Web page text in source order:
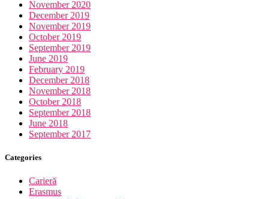
November 2020
December 2019
November 2019
October 2019
September 2019
June 2019
February 2019
December 2018
November 2018
October 2018
September 2018
June 2018
September 2017
Categories
Carieră
Erasmus